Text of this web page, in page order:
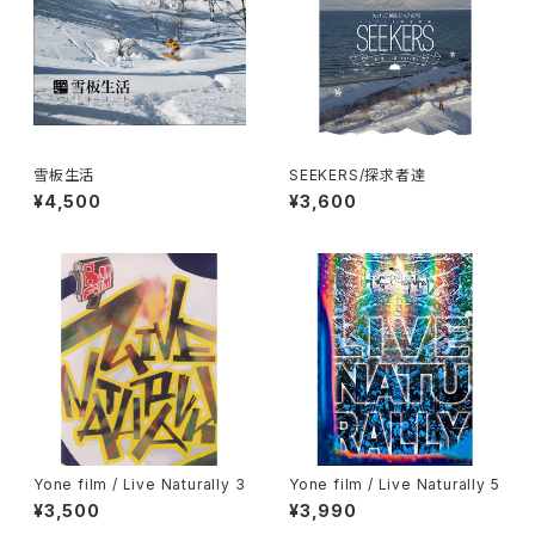
雪板生活
¥4,500
SEEKERS/探求者達
¥3,600
Yone film / Live Naturally 3
¥3,500
Yone film / Live Naturally 5
¥3,990